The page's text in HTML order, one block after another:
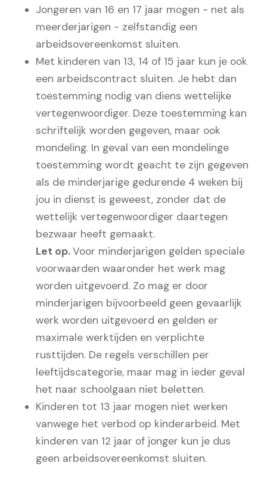
Jongeren van 16 en 17 jaar mogen - net als
meerderjarigen - zelfstandig een
arbeidsovereenkomst sluiten.
Met kinderen van 13, 14 of 15 jaar kun je ook
een arbeidscontract sluiten. Je hebt dan
toestemming nodig van diens wettelijke
vertegenwoordiger. Deze toestemming kan
schriftelijk worden gegeven, maar ook
mondeling. In geval van een mondelinge
toestemming wordt geacht te zijn gegeven
als de minderjarige gedurende 4 weken bij
jou in dienst is geweest, zonder dat de
wettelijk vertegenwoordiger daartegen
bezwaar heeft gemaakt.
Let op.Voor minderjarigen gelden speciale
voorwaarden waaronder het werk mag
worden uitgevoerd. Zo mag er door
minderjarigen bijvoorbeeld geen gevaarlijk
werk worden uitgevoerd en gelden er
maximale werktijden en verplichte
rusttijden. De regels verschillen per
leeftijdscategorie, maar mag in ieder geval
het naar schoolgaan niet beletten.
Kinderen tot 13 jaar mogen niet werken
vanwege het verbod op kinderarbeid. Met
kinderen van 12 jaar of jonger kun je dus
geen arbeidsovereenkomst sluiten.